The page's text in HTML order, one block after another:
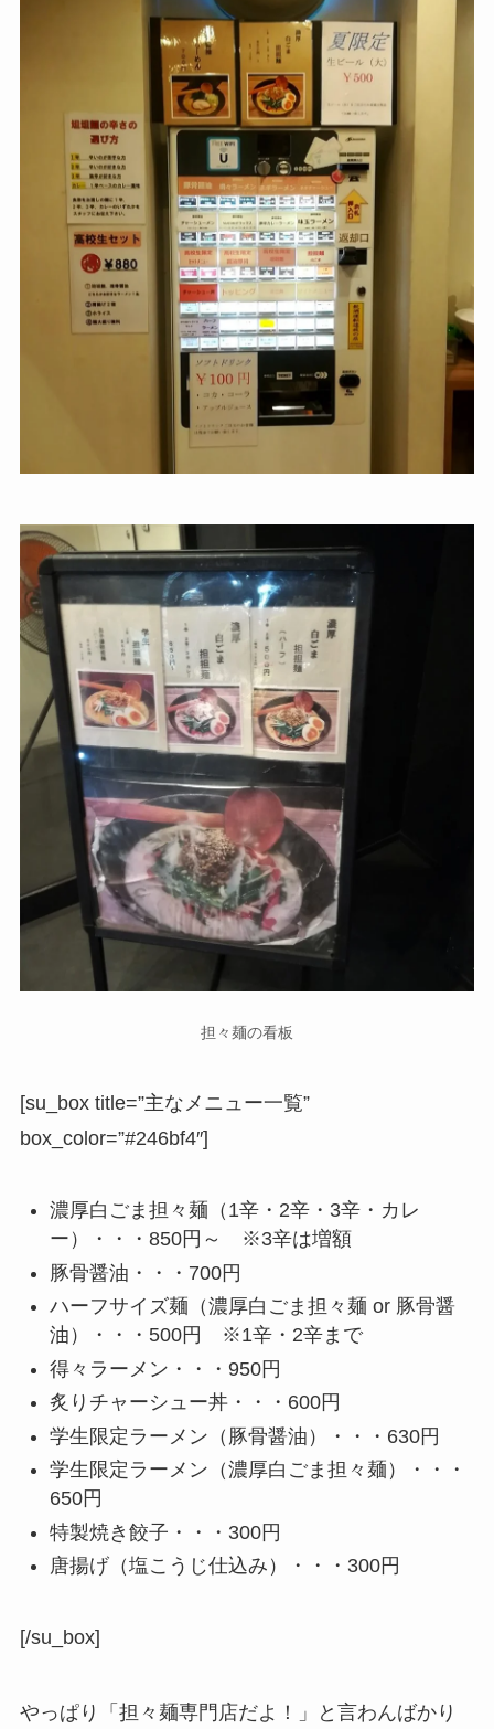
担々麺の看板
[su_box title=”主なメニュー一覧”
box_color=”#246bf4″]
濃厚白ごま担々麺（1辛・2辛・3辛・カレ
ー）・・・850円～ ※3辛は増額
豚骨醤油・・・700円
ハーフサイズ麺（濃厚白ごま担々麺 or 豚骨醤
油）・・・500円 ※1辛・2辛まで
得々ラーメン・・・950円
炙りチャーシュー丼・・・600円
学生限定ラーメン（豚骨醤油）・・・630円
学生限定ラーメン（濃厚白ごま担々麺）・・・
650円
特製焼き餃子・・・300円
唐揚げ（塩こうじ仕込み）・・・300円
[/su_box]
やっぱり「担々麺専門店だよ！」と言わんばかり